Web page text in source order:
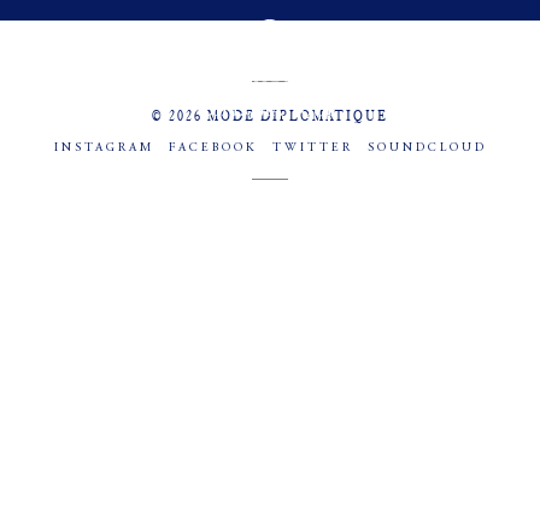
© 2026 MODE DIPLOMATIQUE
INSTAGRAM FACEBOOK TWITTER SOUNDCLOUD